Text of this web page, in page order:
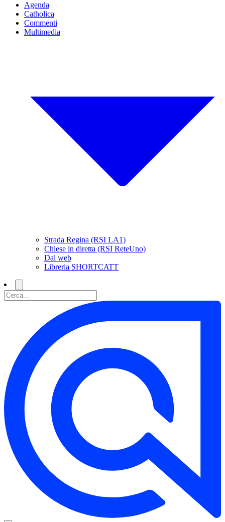
Agenda
Catholica
Commenti
Multimedia
Strada Regina (RSI LA1)
Chiese in diretta (RSI ReteUno)
Dal web
Libreria SHORTCATT